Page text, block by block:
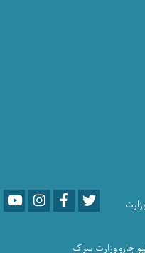
YoutubeLinkedInFacebook
چارو وزارت سړک